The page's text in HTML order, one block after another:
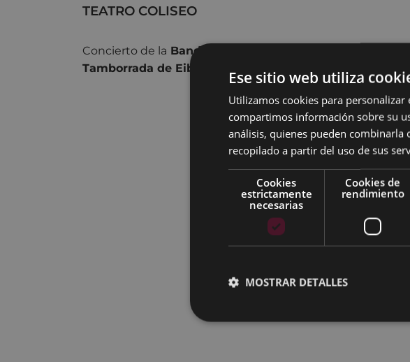
TEATRO COLISEO
Concierto de la Banda de txistularis Usartza,
Tamborrada de Eibar
Ese sitio web utiliza
Utilizamos cookies para
compartimos información sobre su
análisis, quienes pueden
recopilado a partir del uso de sus
Cookies
estrictamente
necesarias
Cookies de
rendimiento
MOSTRAR DETALLES